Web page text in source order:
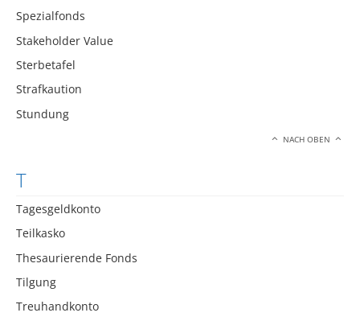
Spezialfonds
Stakeholder Value
Sterbetafel
Strafkaution
Stundung
NACH OBEN
T
Tagesgeldkonto
Teilkasko
Thesaurierende Fonds
Tilgung
Treuhandkonto